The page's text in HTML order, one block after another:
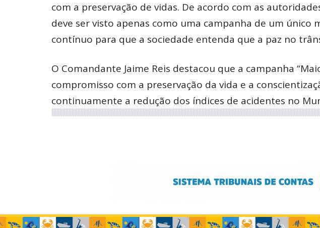
com a preservação de vidas. De acordo com as
deve ser visto apenas como uma campanha de um único
contínuo para que a sociedade entenda que a paz no
O Comandante Jaime Reis destacou que a campanha
compromisso com a preservação da vida e a
continuamente a redução dos índices de acidentes no